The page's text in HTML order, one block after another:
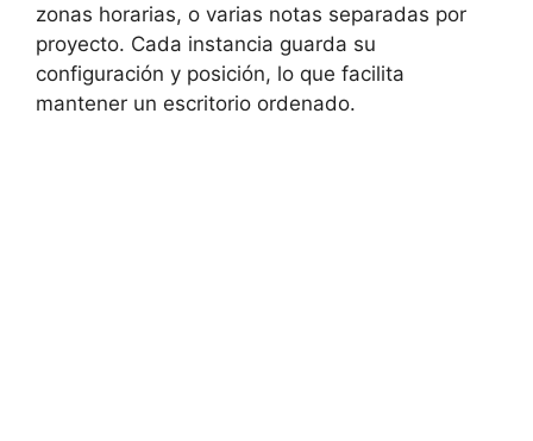
zonas horarias, o varias notas separadas por
proyecto. Cada instancia guarda su
configuración y posición, lo que facilita
mantener un escritorio ordenado.